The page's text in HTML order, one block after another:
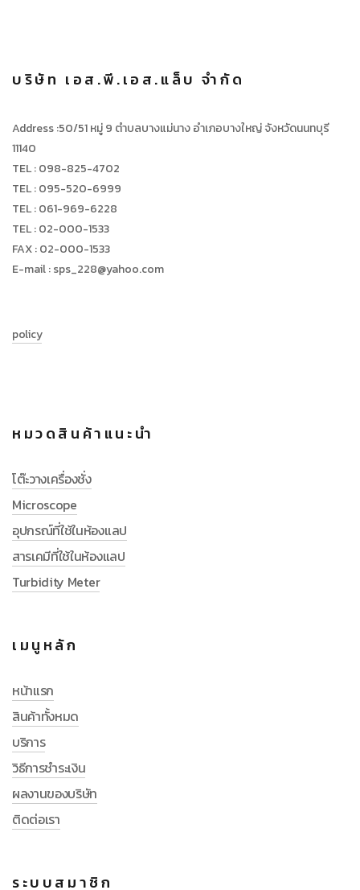
บริษัท เอส.พี.เอส.แล็บ จำกัด
Address :50/51 หมู่ 9 ตำบลบางแม่นาง อำเภอบางใหญ่ จังหวัดนนทบุรี
11140
TEL : 098-825-4702
TEL : 095-520-6999
TEL : 061-969-6228
TEL : 02-000-1533
FAX : 02-000-1533
E-mail : sps_228@yahoo.com
policy
หมวดสินค้าแนะนำ
โต๊ะวางเครื่องชั่ง
Microscope
อุปกรณ์ที่ใช้ในห้องแลป
สารเคมีที่ใช้ในห้องแลป
Turbidity Meter
เมนูหลัก
หน้าแรก
สินค้าทั้งหมด
บริการ
วิธีการชำระเงิน
ผลงานของบริษัท
ติดต่อเรา
ระบบสมาชิก